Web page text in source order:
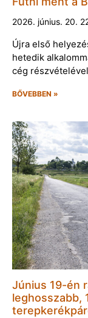
2026. június. 20.
Újra első
hetedik
cég
BŐVEBBEN »
Június 19-én
leghosszabb,